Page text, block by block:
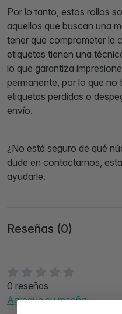
0 reseñas
Agregue su reseña
Por lo tanto, estos rollos
aquellos que buscan una
tener que comprometer la
etiquetas tienen una
lo que garantiza
permanente, por lo que no
etiquetas perdidas o
envío.
¿No está seguro de qué
dude en contactarnos,
ayudarle.
Reseñas (0)